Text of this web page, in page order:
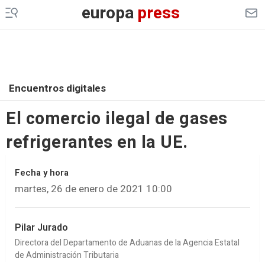
europapress
Encuentros digitales
El comercio ilegal de gases
refrigerantes en la UE.
Fecha y hora
martes, 26 de enero de 2021 10:00
Pilar Jurado
Directora del Departamento de Aduanas de la Agencia Estatal
de Administración Tributaria